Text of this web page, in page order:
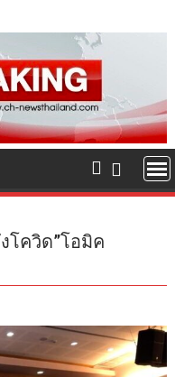
โควิด”โอมิค